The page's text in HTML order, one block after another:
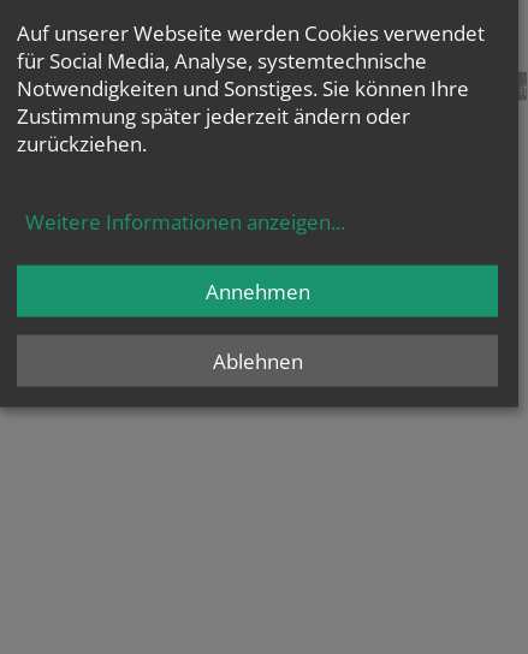
teilen tweet pin it
Auf unserer Webseite werden Cookies verwendet
für Social Media, Analyse, systemtechnische
Notwendigkeiten und Sonstiges. Sie können Ihre
Zustimmung später jederzeit ändern oder
zurückziehen.
Weitere Informationen anzeigen...
Ablehnen
Annehmen